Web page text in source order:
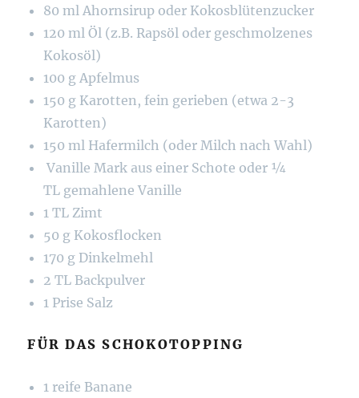
80 ml Ahornsirup oder Kokosblütenzucker
120 ml Öl (z.B. Rapsöl oder geschmolzenes
Kokosöl)
100 g Apfelmus
150 g Karotten, fein gerieben (etwa 2-3
Karotten)
150 ml Hafermilch (oder Milch nach Wahl)
Vanille Mark aus einer Schote oder ¼
TL gemahlene Vanille
1 TL Zimt
50 g Kokosflocken
170 g Dinkelmehl
2 TL Backpulver
1 Prise Salz
FÜR DAS SCHOKOTOPPING
1 reife Banane